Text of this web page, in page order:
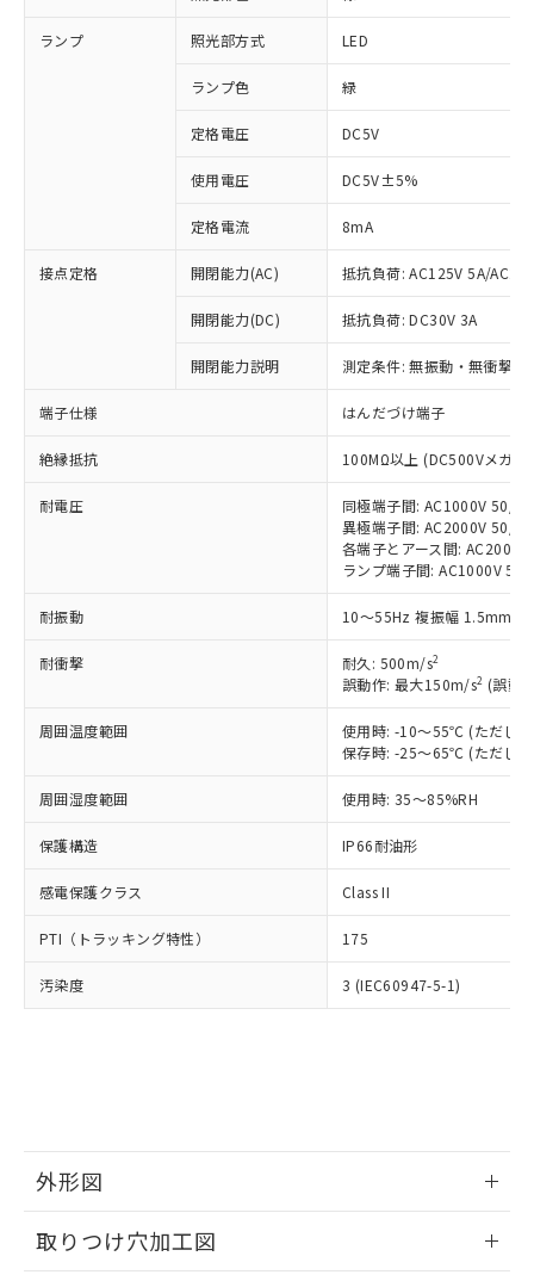
ランプ 照光部方式 LED
ランプ色 緑
定格電圧 DC5V
使用電圧 DC5V±5%
定格電流 8mA
接点定格 開閉能力(AC) 抵抗負荷: AC125V 5A/
開閉能力(DC) 抵抗負荷: DC30V 3A
開閉能力説明 測定条件: 無振動・無衝撃
端子仕様 はんだづけ端子
絶縁抵抗 100MΩ以上 (DC500Vメガ)
耐電圧
同極端子間: AC1000V 50/
異極端子間: AC2000V 50/
各端子とアース間:
ランプ端子間: AC1000V
耐振動 10～55Hz 複振幅 1.5mm (
耐衝撃 耐久: 500m/s2
誤動作: 最大150m/s2 (誤動
周囲温度範囲
使用時: -10～55℃ (ただし
保存時: -25～65℃ (ただし
周囲湿度範囲 使用時: 35～85%RH
保護構造 IP66耐油形
感電保護クラス Class II
PTI（トラッキング特性） 175
汚染度 3 (IEC60947-5-1)
外形図
取りつけ穴加工図
以下の条件をお読みいただき、同意のうえ
本サービスは、当社制御機器事業取扱
商品の当社在庫状況および標準価格
(税抜)を提供させていただくもので
当社制御機器事業取扱商品の中には、
本サービスの対象外となる商品もある
在庫状況および標準価格照会結果は、
記載している更新日時点での社内デー
タに基づき作成されるものであり、閲
覧された時点での実際の在庫および標
準価格とは異なる場合があることをご
了承ください。
正式な納期状況および標準価格はお客
様のお取引先、またはお客様担当のオ
マイパーツ機能（部品リスト作成サー
ビス）をご利用いただくには、I-Web
メンバーズにご登録されている必要が
※1 対応状況
対応済み：EU RoHS指令（10物質）の
非含有に対応した製品が提供可能な商品で
す。
対応予定：EU RoHS指令（10物質）の非含
有に対応した製品に切り替える予定のある
対応予定なし：EU RoHS指令（10物質）の
非含有に非対応の商品で、対応品を出す予
調査・確認中：EU RoHS指令（10物質）の
非含有の対応状況を調査中または確認中の
非該当品：ライセンス料など無形物で、有
害物質有無と関係のない商品です。
仕入先様の事情により、非含有部品として
いたものが、含有品と判明した場合などや
むを得ず変更することがあります。
*EU RoHS指令（10物質）：
鉛(Pb) 1000ppm以下、 水銀(Hg) 1000ppm以下、 カド
ミウム(Cd) 100ppm以下、
(PBDE) 1000ppm以下、フタル酸ビス(2-エチルヘキシ
ル) (DEHP)(別名：DOP) 1000ppm以下、フタル酸ブチ
ルベンジル（BBP） 1000ppm以下、フタル酸ジブチル
（DBP） 1000ppm以下、フタル酸ジイソブチル
※2 対応予定月
部品在庫の切り替え状況などにより、予定
月が前後することがあります。
「○」：最大均質材料含有率が中国RoHSの
基準値以下であることを示します。
「×」：最大均質材料含有率が中国RoHSの
基準値を超えていることを示します。
「－」：未確認です。当社販売部門へお問
Pb(鉛) :1000ppm、 Hg(水銀) : 1000ppm、 Cd(カドミウ
Cr(Ⅵ)(六価クロム) : 1000ppm、 PBBs(ポリ臭化ビフェ
ニル類) : 1000ppm、 PBDEs(ポリ臭化ジフェニルエーテ
DBP(フタル酸ジブチル) : 1000ppm、 DIBP(フタル酸ジ
「ｅ」：有害物質（10物質）のすべてが基
準値以下であることを示します。
「10」：通常の使用状況下において有害物
質が外部に漏えいし、環境に深刻な影響を
及ぼさない年数を意味します。
為替および外国貿易法に定める商品
（以下｢規制貨物等」という）を輸出
または国外への提供する場合は、日本
国政府の輸出許可(または役務取引許
可)を取得するなどの必要な手続きを
とります。
当社は規制貨物を破棄する場合は、完
全に破砕するなど、違法に輸出されな
いよう必要な手段を講じます。
販売先および販売に係わる関係者が違
法に輸出するおそれがある場合は、取
号
○ 一定数以上の在庫あり
△ 一定数には満たないが在庫あり
白
情報を公開していない機種